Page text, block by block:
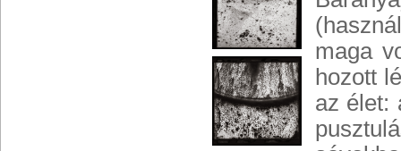
maga
hozott
az élet: